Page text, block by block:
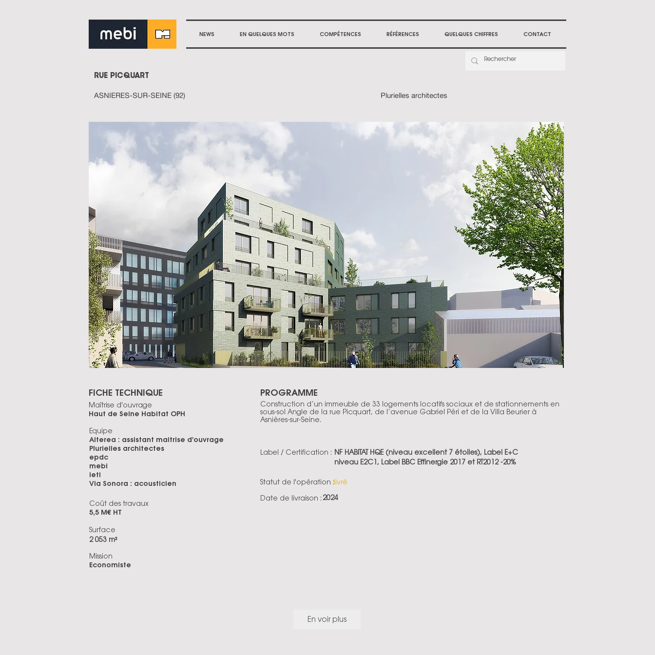
NEWS EN QUELQUES MOTS COMPÉTENCES RÉFÉRENCES QUELQUES CHIFFRES CONTACT
RUE PICQUART
ASNIERES-SUR-SEINE (92) Plurielles architectes
FICHE TECHNIQUE
Maîtrise d'ouvrage
Haut de Seine Habitat OPH
Equipe
Alterea : assistant maitrise d'ouvrage
Plurielles architectes
epdc
mebi
ieti
Via Sonora : acousticien
Coût des travaux
5,5 M€ HT
Surface
2 053 m²
Mission
Economiste
PROGRAMME
Construction d’un immeuble de 33 logements locatifs sociaux et de stationnements en
sous-sol Angle de la rue Picquart, de l’avenue Gabriel Péri et de la Villa Beurier à
Asnières-sur-Seine.
Label / Certification : NF HABITAT HQE (niveau excellent 7 étoiles), Label E+C
niveau E2C1, Label BBC Effinergie 2017 et RT2012 -20%
livré
Statut de l'opération :
Date de livraison :2024
En voir plus